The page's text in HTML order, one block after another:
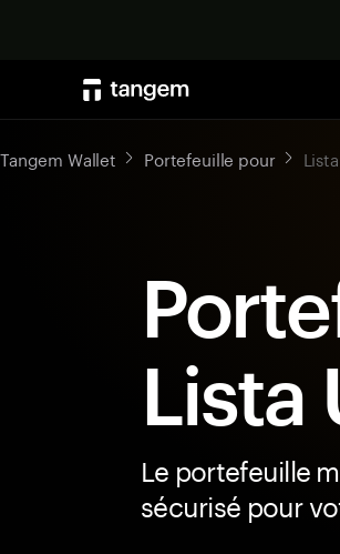
Tangem Wallet Portefeuille pour
Lista
Le portefeuille
sécurisé pour